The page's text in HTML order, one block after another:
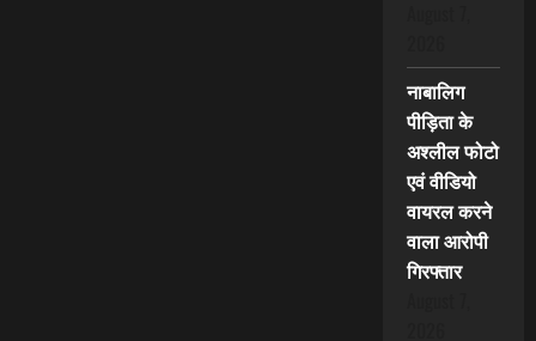
नाबालिग
पीड़िता के
अश्लील फोटो
एवं वीडियो
वायरल करने
वाला आरोपी
गिरफ्तार